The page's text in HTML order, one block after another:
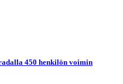
450 henkilön voimin